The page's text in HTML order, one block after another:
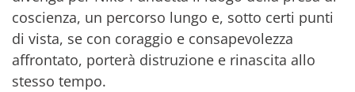
coscienza, un percorso lungo e, sotto certi punti
di vista, se con coraggio e consapevolezza
affrontato, porterà distruzione e rinascita allo
stesso tempo.